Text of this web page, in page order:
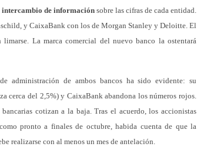
intercambio de informaciónsobre las cifras de cada entidad.
y CaixaBank con los de Morgan Stanley y Deloitte. El
La marca comercial del nuevo banco la ostentará
administración de ambos bancos ha sido evidente: su
cerca del 2,5%) y CaixaBank abandona los números rojos.
cotizan a la baja. Tras el acuerdo, los accionistas
pronto a finales de octubre, habida cuenta de que la
realizarse con al menos un mes de antelación.